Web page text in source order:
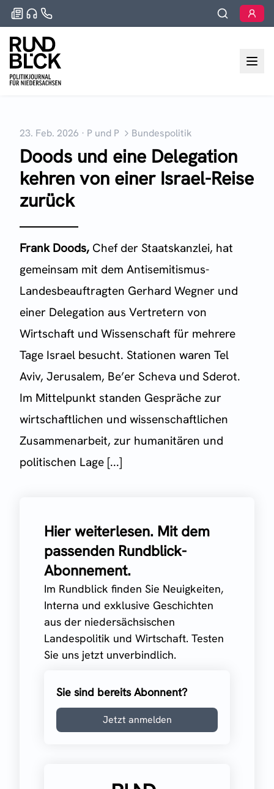
23. Feb. 2026 · P und P Bundespolitik
Doods und eine Delegation
kehren von einer Israel-Reise
zurück
Frank Doods, Chef der Staatskanzlei, hat
gemeinsam mit dem Antisemitismus-
Landesbeauftragten Gerhard Wegner und
einer Delegation aus Vertretern von
Wirtschaft und Wissenschaft für mehrere
Tage Israel besucht. Stationen waren Tel
Aviv, Jerusalem, Be’er Scheva und Sderot.
Im Mittelpunkt standen Gespräche zur
wirtschaftlichen und wissenschaftlichen
Zusammenarbeit, zur humanitären und
politischen Lage [...]
Hier weiterlesen. Mit dem
passenden Rundblick-
Abonnement.
Im Rundblick finden Sie Neuigkeiten,
Interna und exklusive Geschichten
aus der niedersächsischen
Landespolitik und Wirtschaft. Testen
Sie uns jetzt unverbindlich.
Sie sind bereits Abonnent?
Jetzt anmelden